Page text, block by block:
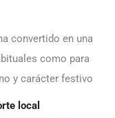
convertido en una
como para
y carácter festivo
local